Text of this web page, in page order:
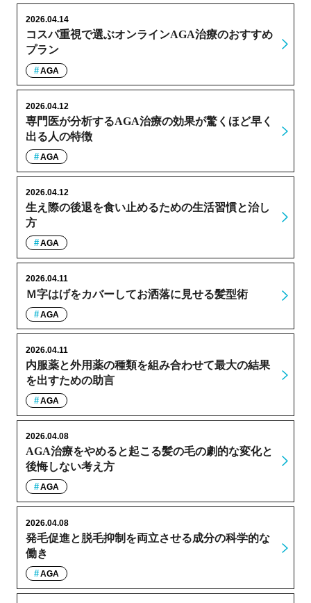
コスパ重視で選ぶオンラインAGA治療のおすすめ
プラン
2026.04.14
AGA
専門医が分析するAGA治療の効果が驚くほど早く
出る人の特徴
2026.04.12
AGA
生え際の後退を食い止めるための生活習慣と治し
方
2026.04.12
AGA
Ｍ字はげをカバーしてお洒落に見せる髪型術
2026.04.11
AGA
内服薬と外用薬の種類を組み合わせて最大の結果
を出すための助言
2026.04.11
AGA
AGA治療をやめると起こる髪の毛の劇的な変化と
後悔しない考え方
2026.04.08
AGA
発毛促進と脱毛抑制を両立させる成分の科学的な
働き
2026.04.08
AGA